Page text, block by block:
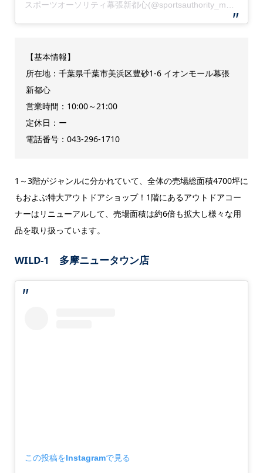
【基本情報】
所在地：千葉県千葉市美浜区豊砂1-6 イオンモール幕張
新都心
営業時間：10:00～21:00
定休日：ー
電話番号：043-296-1710
1～3階がジャンルに分かれていて、全体の売場総面積4700坪に
もおよぶ特大アウトドアショップ！1階にあるアウトドアコー
ナーはリニューアルして、売場面積は約6倍も拡大し様々な用
品を取り扱っています。
WILD-1 多摩ニュータウン店
この投稿をInstagramで見る